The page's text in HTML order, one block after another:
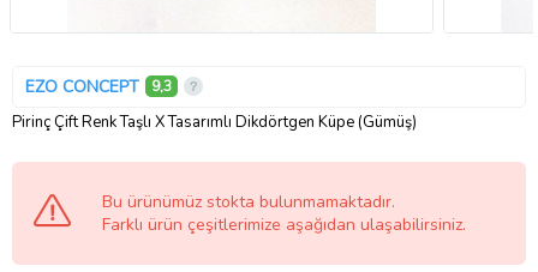
EZO CONCEPT 9,3
Pirinç Çift Renk Taşlı X Tasarımlı Dikdörtgen Küpe (Gümüş)
Bu ürünümüz stokta bulunmamaktadır.
Farklı ürün çeşitlerimize aşağıdan ulaşabilirsiniz.